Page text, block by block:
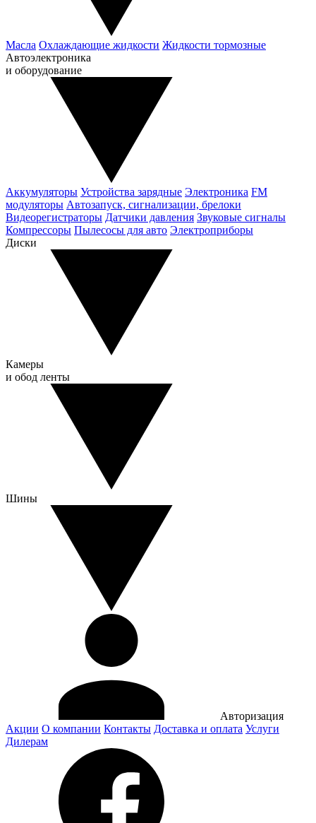
Масла Охлаждающие жидкости Жидкости тормозные
Автоэлектроника
и оборудование
Аккумуляторы Устройства зарядные Электроника FM
модуляторы Автозапуск, сигнализации, брелоки
Видеорегистраторы Датчики давления Звуковые сигналы
Компрессоры Пылесосы для авто Электроприборы
Диски
Камеры
и обод ленты
Шины
Авторизация
Акции О компании Контакты Доставка и оплата Услуги
Дилерам